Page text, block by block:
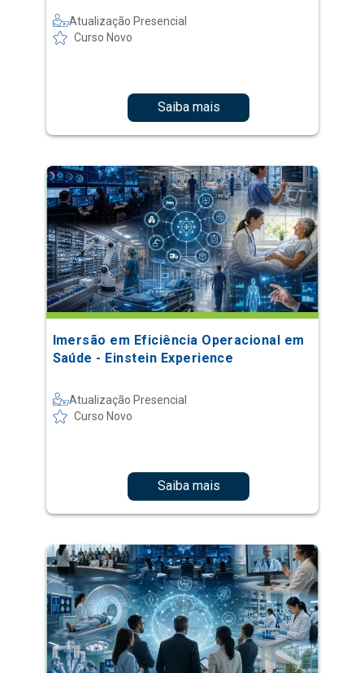
Atualização Presencial
Curso Novo
Saiba mais
Imersão em Eficiência Operacional em
Saúde - Einstein Experience
Atualização Presencial
Curso Novo
Saiba mais